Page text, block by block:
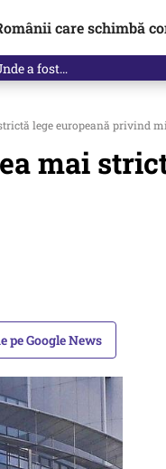
care schimbă
de…
lege europeană privind
mai
pe Google News